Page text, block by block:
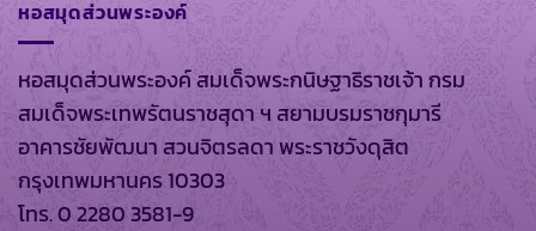
หอสมุดส่วนพระองค์
หอสมุดส่วนพระองค์ สมเด็จพระกนิษฐาธิราชเจ้า กรม
สมเด็จพระเทพรัตนราชสุดา ฯ สยามบรมราชกุมารี
อาคารชัยพัฒนา สวนจิตรลดา พระราชวังดุสิต
กรุงเทพมหานคร 10303
โทร. 0 2280 3581-9